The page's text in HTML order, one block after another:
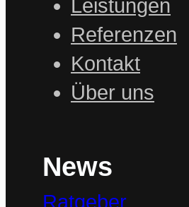
Leistungen
Referenzen
Kontakt
Über uns
News
Ratgeber